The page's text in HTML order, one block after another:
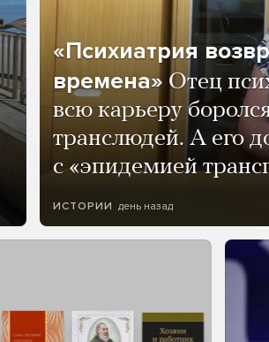
«Психиатрия
времена» Отец
всю карьеру
транслюдей. А его
с «эпидемией
ИСТОРИИ день назад